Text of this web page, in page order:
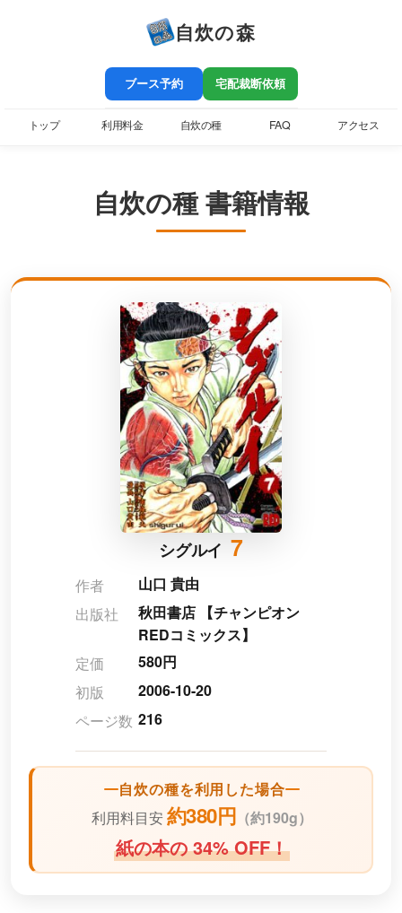
自炊の森
ブース予約 宅配裁断依頼
トップ 利用料金 自炊の種 FAQ アクセス
自炊の種 書籍情報
シグルイ 7
作者
山口 貴由
出版社
秋田書店 【チャンピオン
REDコミックス】
定価
580円
初版
2006-10-20
ページ数 216
自炊の種を利用した場合
利用料目安 約380円 （約190g）
紙の本の 34% OFF！